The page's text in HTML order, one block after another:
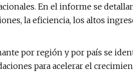
En el informe se
la eficiencia, los altos
por región y por país se
para acelerar el